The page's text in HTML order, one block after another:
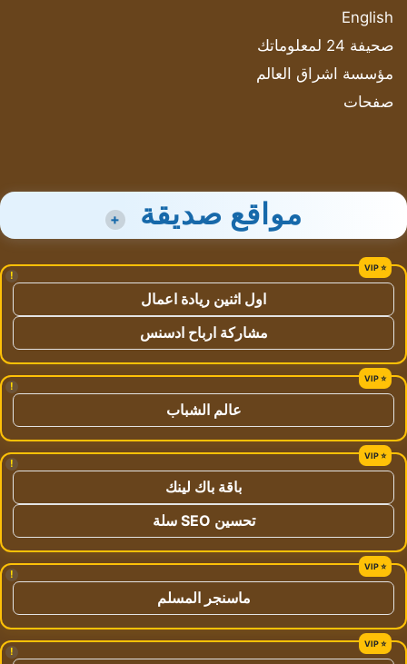
English
صحيفة 24 لمعلوماتك
مؤسسة اشراق العالم
صفحات
مواقع صديقة +
!
اول اثنين ريادة اعمال
مشاركة ارباح ادسنس
!
عالم الشباب
!
باقة باك لينك
تحسين SEO سلة
!
ماسنجر المسلم
!